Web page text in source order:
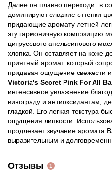
Далее он плавно переходит в
доминируют сладкие оттенки
придающие аромату летней
эту гармоничную композицию
цитрусового апельсинового
хлопка. Он оставляет на коже
приятный аромат, который
придавая ощущение свежести
Victoria's Secret Pink For All
интенсивное увлажнение
винограду и антиоксидантам,
гладкой. Его легкая текстура
ощущения липкости.
продлевает звучание аромата
выразительным и
Отзывы 1